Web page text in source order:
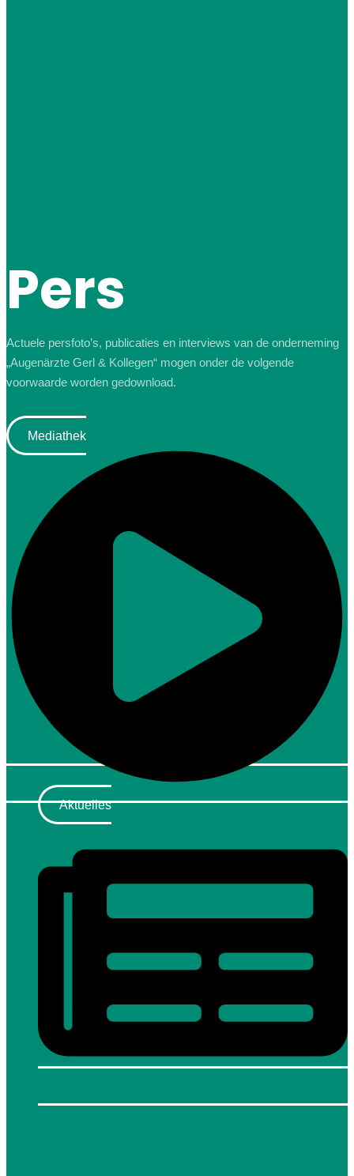
Pers
Actuele persfoto’s, publicaties en interviews van de onderneming
„Augenärzte Gerl & Kollegen“ mogen onder de volgende
voorwaarde worden gedownload.
Mediathek
Aktuelles